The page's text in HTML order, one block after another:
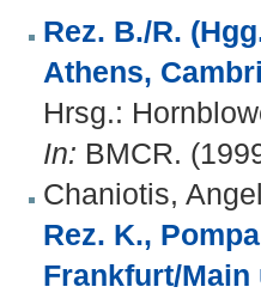
Rez. B./R.
Athens,
Hrsg.:
In: BMCR.
Chaniotis,
Rez. K.,
Frankfurt/Main